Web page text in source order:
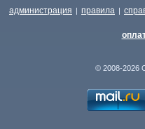
администрация | правила |
© 2008-2026